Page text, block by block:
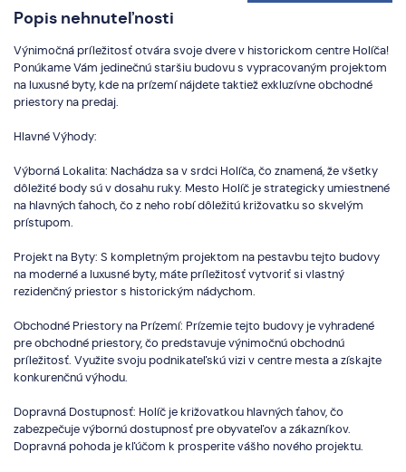
Popis nehnuteľnosti
Výnimočná príležitosť otvára svoje dvere v historickom centre Holíča!
Ponúkame Vám jedinečnú staršiu budovu s vypracovaným projektom
na luxusné byty, kde na prízemí nájdete taktiež exkluzívne obchodné
priestory na predaj.
Hlavné Výhody:
Výborná Lokalita: Nachádza sa v srdci Holíča, čo znamená, že všetky
dôležité body sú v dosahu ruky. Mesto Holíč je strategicky umiestnené
na hlavných ťahoch, čo z neho robí dôležitú križovatku so skvelým
prístupom.
Projekt na Byty: S kompletným projektom na pestavbu tejto budovy
na moderné a luxusné byty, máte príležitosť vytvoriť si vlastný
rezidenčný priestor s historickým nádychom.
Obchodné Priestory na Prízemí: Prízemie tejto budovy je vyhradené
pre obchodné priestory, čo predstavuje výnimočnú obchodnú
príležitosť. Využite svoju podnikateľskú vizi v centre mesta a získajte
konkurenčnú výhodu.
Dopravná Dostupnosť: Holíč je križovatkou hlavných ťahov, čo
zabezpečuje výbornú dostupnosť pre obyvateľov a zákazníkov.
Dopravná pohoda je kľúčom k prosperite vášho nového projektu.